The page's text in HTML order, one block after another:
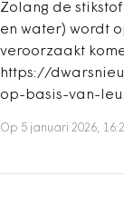
Zolang de
en water) wordt
veroorzaakt
https://
op-basis-van-
Op 5 januari 2026,